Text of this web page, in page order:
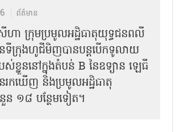
ព័ត៌មាន
សីហា ក្រុមប្រមូលអដ្ឋិធាតុយុទ្ធជនពលី
ានទីក្រុងហូជីមិញបានបន្តបើកទូលាយ
ស់ខ្លួននៅក្នុងតំបន់ B នៃឧទ្យាន ឡេធី
កឃើញ និងប្រមូលអដ្ឋិធាតុ
១៨ បន្ថែមទៀត។